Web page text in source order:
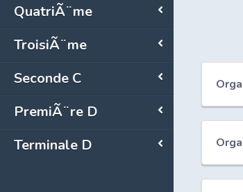
QuatriÃ¨me
TroisiÃ¨me
Seconde C
PremiÃ¨re D
Terminale D